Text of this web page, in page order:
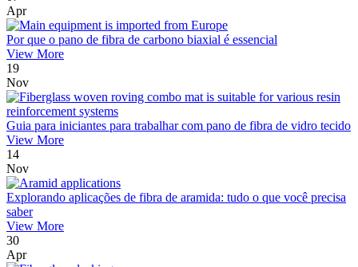
Apr
Por que o pano de fibra de carbono biaxial é essencial
View More
19
Nov
Guia para iniciantes para trabalhar com pano de fibra de vidro tecido
View More
14
Nov
Explorando aplicações de fibra de aramida: tudo o que você precisa
saber
View More
30
Apr